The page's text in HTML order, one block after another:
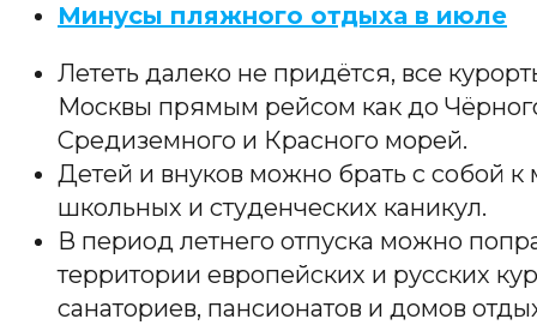
Минусы пляжного отдыха в июле
Лететь далеко не придётся, все
Москвы прямым рейсом как до
Средиземного и Красного морей.
Детей и внуков можно брать с собой к
школьных и студенческих каникул.
В период летнего отпуска можно
территории европейских и русских
санаториев, пансионатов и домов